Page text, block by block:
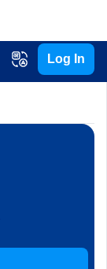
Log In